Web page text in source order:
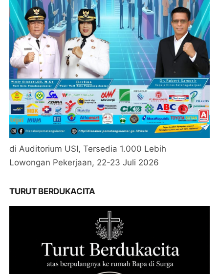
di Auditorium USI, Tersedia 1.000 Lebih
Lowongan Pekerjaan, 22-23 Juli 2026
TURUT BERDUKACITA